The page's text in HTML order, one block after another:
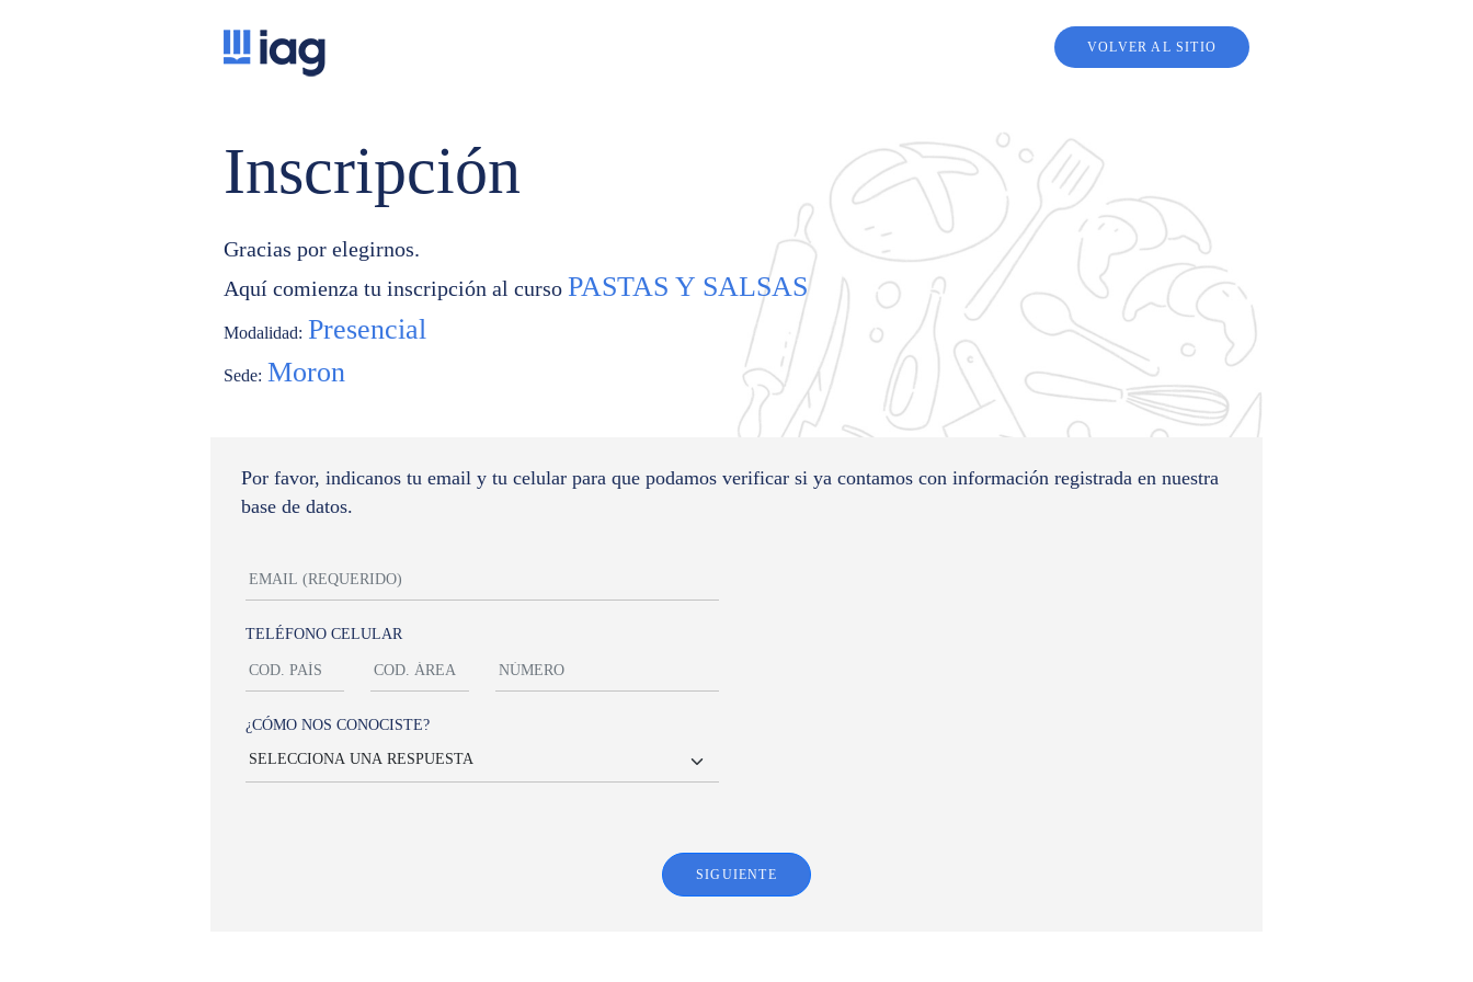
VOLVER AL SITIO
Inscripción
Gracias por elegirnos.
Aquí comienza tu inscripción al curso PASTAS Y SALSAS
Modalidad: Presencial
Sede: Moron
Por favor, indicanos tu email y tu celular para que podamos verificar si ya contamos con información registrada en nuestra
base de datos.
TELÉFONO CELULAR
¿CÓMO NOS CONOCISTE?
SIGUIENTE